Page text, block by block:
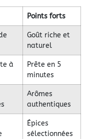
Points forts
Goût riche et
naturel
à
Prête en 5
minutes
Arômes
authentiques
Épices
sélectionnées